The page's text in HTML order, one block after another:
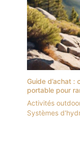
Guide d’achat :
portable pour
Activités
Systèmes